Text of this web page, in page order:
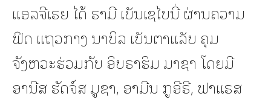
ແອລຈີເຣຍ ໄດ້ ຣາມີ ເບັນເຊໄບນີ່ ຜ່ານຄວາມ
ຟິດ ແຖວກາງ ນາບິລ ເບັນຕາແລັບ ຄຸມ
ຈັງຫວະຮ່ວມກັບ ອິບຣາຮິມ ມາຊາ ໂດຍມີ
ອານີສ ຮັດຈ໌ສ ມູຊາ, ອາມີນ ກູອີຣີ, ຟາແຣສ